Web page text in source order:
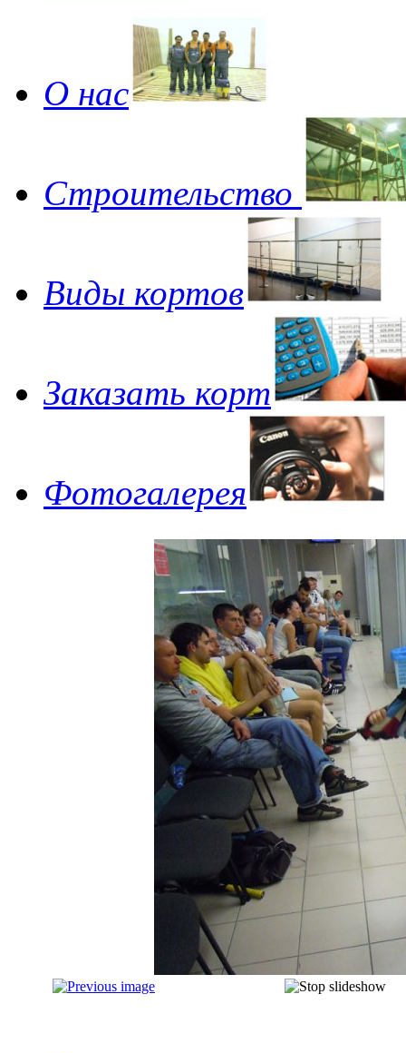
О нас
Строительство
Виды кортов
Заказать корт
Фотогалерея